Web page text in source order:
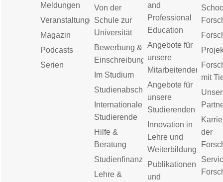
Meldungen
Veranstaltungen
Magazin
Podcasts
Serien
Von der
Schule zur
Universität
Bewerbung &
Einschreibung
Im Studium
Studienabschluss
Internationale
Studierende
Hilfe &
Beratung
Studienfinanzierung
Lehre &
and
Professional
Education
Angebote für
unsere
Mitarbeitenden
Angebote für
unsere
Studierenden
Innovation in
Lehre und
Weiterbildung
Publikationen
und
mit
der